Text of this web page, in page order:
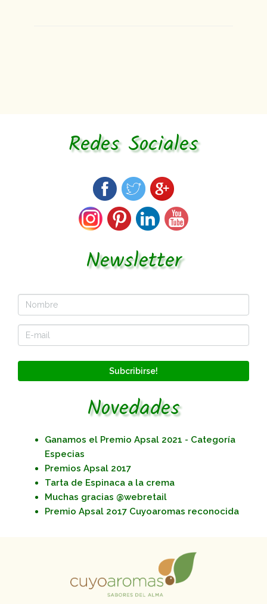
Redes Sociales
Newsletter
Subcribirse!
Novedades
Ganamos el Premio Apsal 2021 - Categoría
Especias
Premios Apsal 2017
Tarta de Espinaca a la crema
Muchas gracias @webretail
Premio Apsal 2o17 Cuyoaromas reconocida